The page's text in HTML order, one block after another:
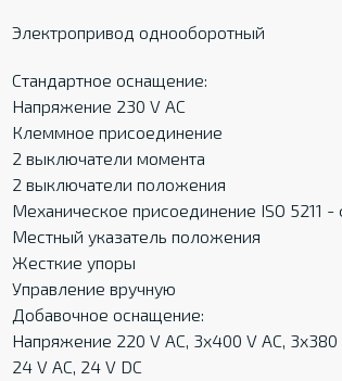
Электропривод однооборотный
Стандартное оснащение:
Напряжение 230 V AC
Клеммное присоединение
2 выключатели момента
2 выключатели положения
Механическое присоединение ISO 5211
Местный указатель положения
Жесткие упоры
Управление вручную
Добавочное оснащение:
Напряжение 220 V AC, 3x400 V AC, 3x380
24 V AC, 24 V DC